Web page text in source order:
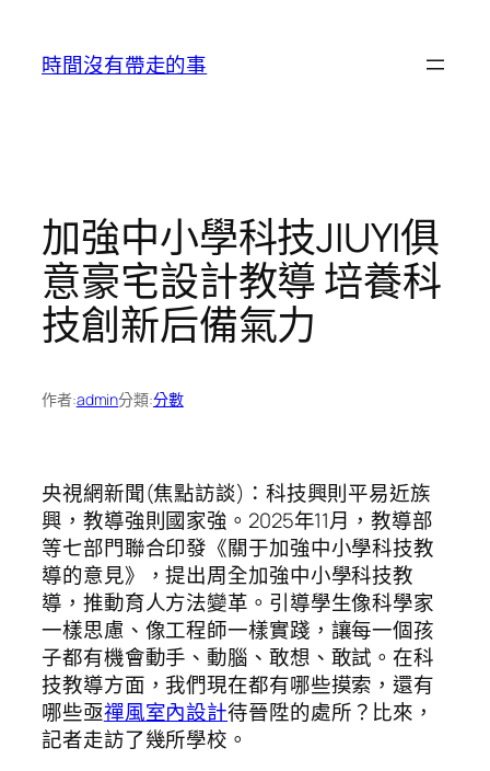
時間沒有帶走的事
加強中小學科技JIUYI俱
意豪宅設計教導 培養科
技創新后備氣力
作者:admin分類:分數
央視網新聞(焦點訪談)：科技興則平易近族
興，教導強則國家強。2025年11月，教導部
等七部門聯合印發《關于加強中小學科技教
導的意見》，提出周全加強中小學科技教
導，推動育人方法變革。引導學生像科學家
一樣思慮、像工程師一樣實踐，讓每一個孩
子都有機會動手、動腦、敢想、敢試。在科
技教導方面，我們現在都有哪些摸索，還有
哪些亟禪風室內設計待晉陞的處所？比來，
記者走訪了幾所學校。